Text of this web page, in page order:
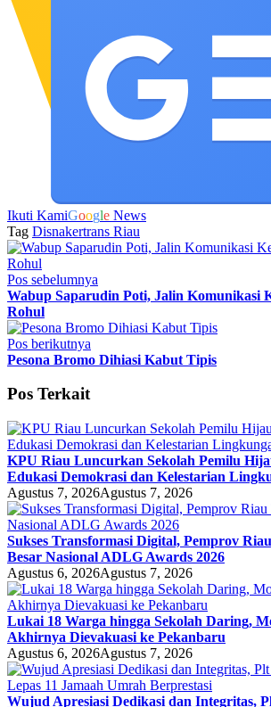
Ikuti KamiGoogle News
Tag Disnakertrans Riau
Pos sebelumnya
Wabup Saparudin Poti, Jalin Komunikasi
Rohul
Pos berikutnya
Pesona Bromo Dihiasi Kabut Tipis
Pos Terkait
KPU Riau Luncurkan Sekolah Pemilu
Edukasi Demokrasi dan Kelestarian
Agustus 7, 2026Agustus 7, 2026
Sukses Transformasi Digital, Pemprov
Besar Nasional ADLG Awards 2026
Agustus 6, 2026Agustus 7, 2026
Lukai 18 Warga hingga Sekolah Daring,
Akhirnya Dievakuasi ke Pekanbaru
Agustus 6, 2026Agustus 7, 2026
Wujud Apresiasi Dedikasi dan Integritas,